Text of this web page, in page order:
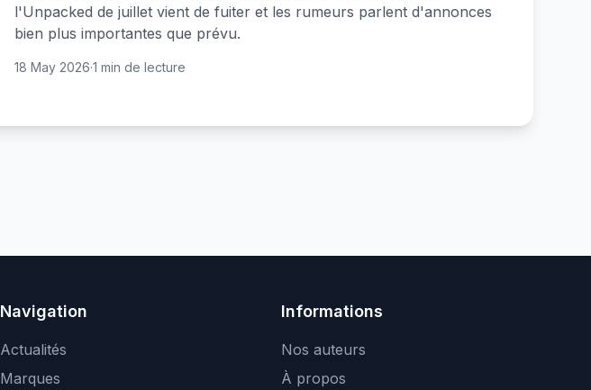
l'Unpacked de juillet vient de fuiter et les rumeurs parlent d'annonces
bien plus importantes que prévu.
18 May 2026·1 min de lecture
Navigation
Actualités
Marques
Informations
Nos auteurs
À propos